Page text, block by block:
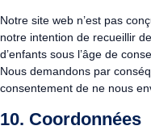
Notre site web n’est pas
notre intention de recueillir
d’enfants sous l’âge de
Nous demandons par
consentement de ne nous
10. Coordonnées